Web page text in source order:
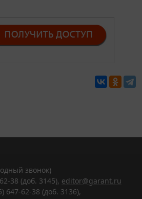
звонок)
38 (доб. 3145), editor@garant.ru
647-62-38 (доб. 3136),